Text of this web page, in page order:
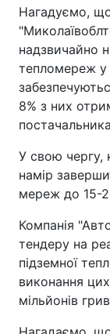
Нагадуємо,
надзвичайно
тепломереж
8% з них
У свою чергу,
намір
мереж до 15-
Компанія
тендеру на
підземної
виконання
мільйонів